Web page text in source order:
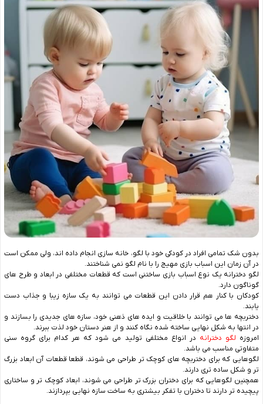
بدون شک تمامی افراد در کودکی خود با لگو، خانه سازی انجام داده اند، ولی ممکن است
در آن زمان این اسباب بازی مهیج را با نام لگو نمی شناختند.
لگو دخترانه یک نوع اسباب بازی ساختنی است که قطعات مختلفی در ابعاد و طرح های
گوناگون دارد.
کودکان با کنار هم قرار دادن این قطعات می توانند به یک سازه زیبا و جذاب دست
یابند.
دختربچه ها می توانند با خلاقیت و ایده های ذهنی خود، سازه های جدیدی را بسازند و
در انتها به شکل نهایی ساخته شده نگاه کنند و از هنر دستان خود لذت ببرند.
امروزه لگو دخترانه در انواع مختلفی تولید می شود که هر کدام برای گروه سنی
متفاوتی مناسب می باشد.
لگوهایی که برای دختربچه های کوچک تر طراحی می شوند، قطعا قطعات آن ابعاد بزرگ
تر و شکل ساده تری دارند.
همچنین لگوهایی که برای دختران بزرک تر طراحی می شوند، ابعاد کوچک تر و ساختاری
پیچیده تر دارند تا دختران با تفکر بیشتری به ساخت سازه نهایی بپردازند.